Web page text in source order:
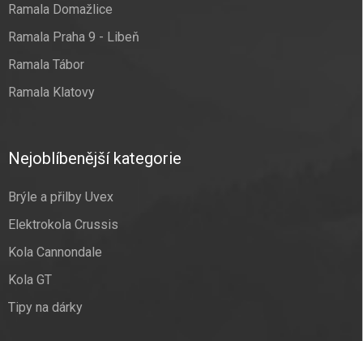
Ramala Domažlice
Ramala Praha 9 - Libeň
Ramala Tábor
Ramala Klatovy
Nejoblíbenější kategorie
Brýle a přilby Uvex
Elektrokola Crussis
Kola Cannondale
Kola GT
Tipy na dárky